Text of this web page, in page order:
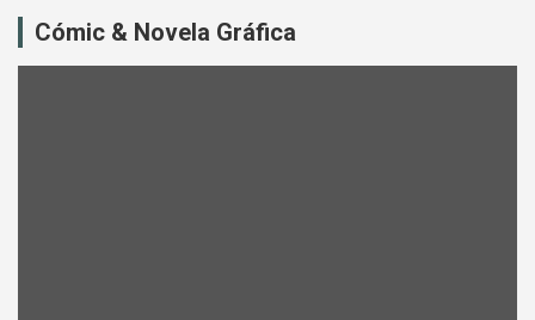
Cómic & Novela Gráfica